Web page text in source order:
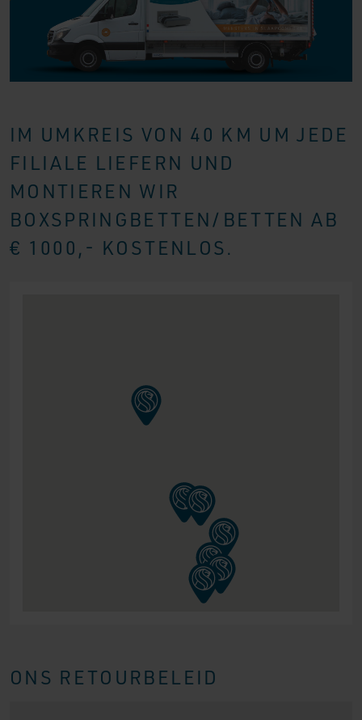
IM UMKREIS VON 40 KM UM JEDE
FILIALE LIEFERN UND
MONTIEREN WIR
BOXSPRINGBETTEN/BETTEN AB
€ 1000,- KOSTENLOS.
ONS RETOURBELEID